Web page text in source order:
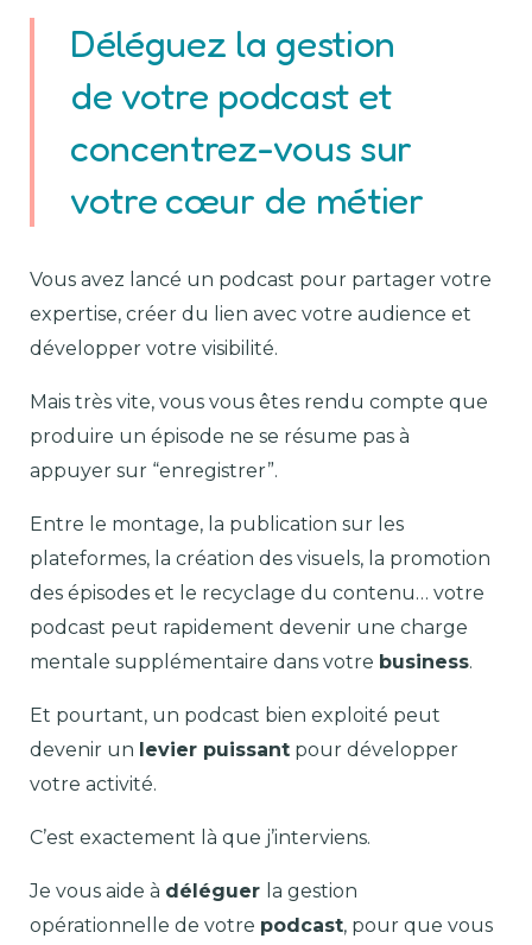
Déléguez la gestion
de votre podcast et
concentrez-vous sur
votre cœur de métier
Vous avez lancé un podcast pour partager votre
expertise, créer du lien avec votre audience et
développer votre visibilité.
Mais très vite, vous vous êtes rendu compte que
produire un épisode ne se résume pas à
appuyer sur “enregistrer”.
Entre le montage, la publication sur les
plateformes, la création des visuels, la promotion
des épisodes et le recyclage du contenu… votre
podcast peut rapidement devenir une charge
mentale supplémentaire dans votre business.
Et pourtant, un podcast bien exploité peut
devenir un levier puissant pour développer
votre activité.
C’est exactement là que j’interviens.
Je vous aide à déléguer la gestion
opérationnelle de votre podcast, pour que vous